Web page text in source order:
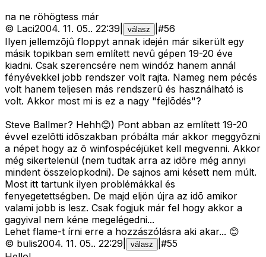
na ne röhögtess már
© Laci2004. 11. 05.. 22:39 válasz #56
Ilyen jellemzõjû floppyt annak idején már sikerült egy
másik topikban sem említett nevû gépen 19-20 éve
kiadni. Csak szerencsére nem windóz hanem annál
fényévekkel jobb rendszer volt rajta. Nameg nem pécés
volt hanem teljesen más rendszerû és használható is
volt. Akkor most mi is ez a nagy "fejlõdés"?
Steve Ballmer? Hehh😊) Pont abban az említett 19-20
évvel ezelõtti idõszakban próbálta már akkor meggyõzni
a népet hogy az õ winfospécéjüket kell megvenni. Akkor
még sikertelenül (nem tudtak arra az idõre még annyi
mindent összelopkodni). De sajnos ami késett nem múlt.
Most itt tartunk ilyen problémákkal és
fenyegetettségben. De majd eljön újra az idõ amikor
valami jobb is lesz. Csak fogjuk már fel hogy akkor a
gagyival nem kéne megelégedni...
Lehet flame-t írni erre a hozzászólásra aki akar... 😊
© bulis2004. 11. 05.. 22:29 válasz #55